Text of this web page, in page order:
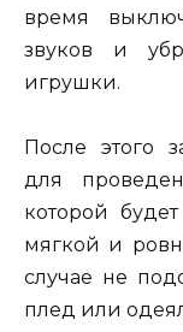
время
звуков и
игрушки.
После этого
для
которой
мягкой и
случае не
плед или